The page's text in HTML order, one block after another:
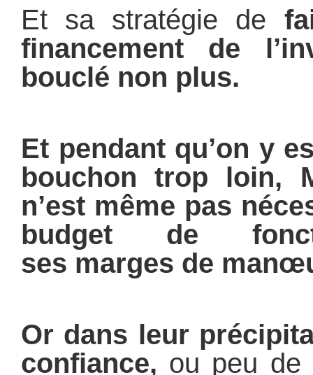
Et sa stratégie de
financement de
bouclé non plus.
Et pendant qu’on y
bouchon trop loin,
n’est même pas
budget de
ses marges de
Or dans leur
confiance, ou peu de